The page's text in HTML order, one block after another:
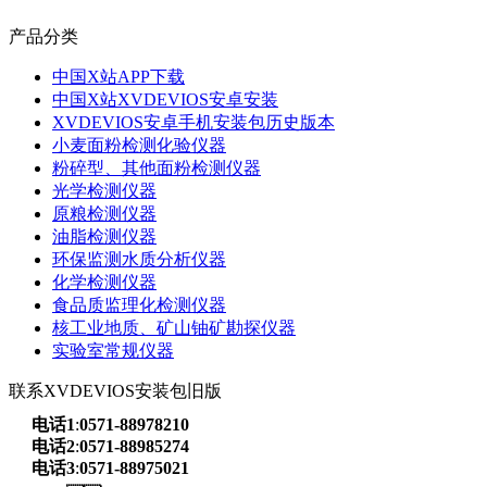
产品分类
中国X站APP下载
中国X站XVDEVIOS安卓安装
XVDEVIOS安卓手机安装包历史版本
小麦面粉检测化验仪器
粉碎型、其他面粉检测仪器
光学检测仪器
原粮检测仪器
油脂检测仪器
环保监测水质分析仪器
化学检测仪器
食品质监理化检测仪器
核工业地质、矿山铀矿勘探仪器
实验室常规仪器
联系XVDEVIOS安装包旧版
电话1:0571-88978210
电话2:0571-88985274
电话3:0571-88975021